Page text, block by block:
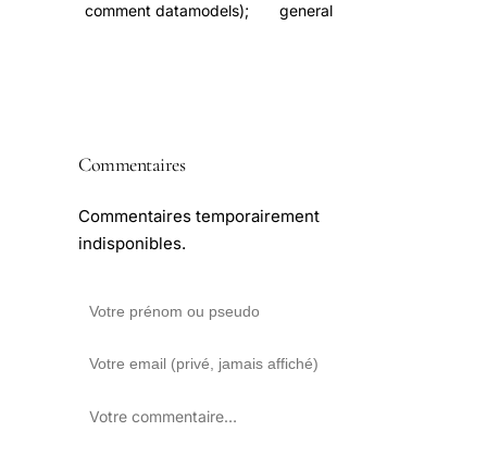
comment datamodels); general
Commentaires
Commentaires temporairement
indisponibles.